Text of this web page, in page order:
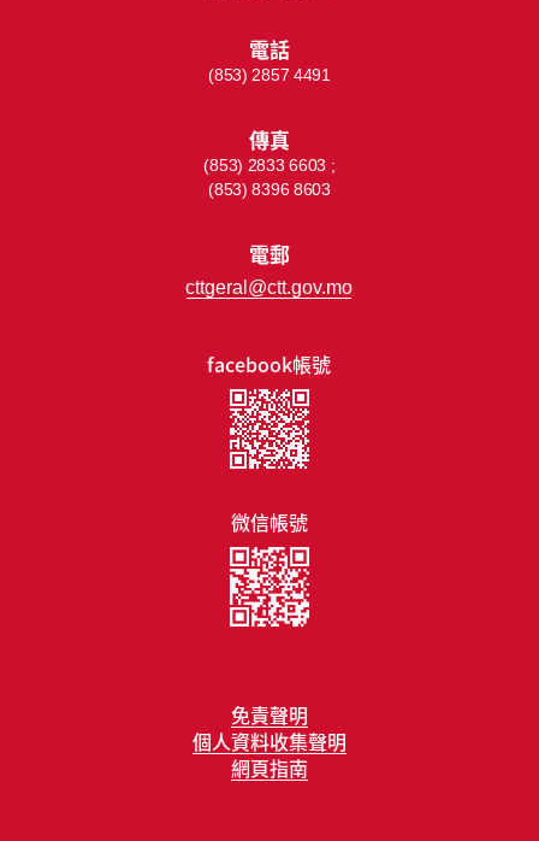
免責聲明
個人資料收集聲明
網頁指南
facebook帳號
微信帳號
電話
(853) 2857 4491
傳真
(853) 2833 6603 ;
(853) 8396 8603
電郵
cttgeral@ctt.gov.mo